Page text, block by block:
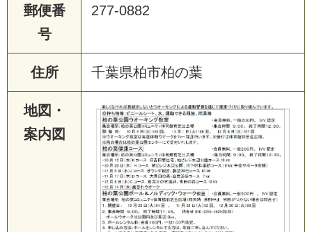
郵便番
号
277-0882
住所 千葉県柏市柏の葉
地図・
案内図